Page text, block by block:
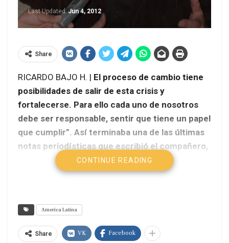
Last UpdatedJun 4, 2012
Share
RICARDO BAJO H. | El proceso de cambio tiene
posibilidades de salir de esta crisis y
fortalecerse. Para ello cada uno de nosotros
debe ser responsable, sentir que tiene un papel
que cumplir”. Así terminaba una de las últimas
notas periodísticas que escribió el compañero,
amigo y colega Antonio Peredo Leigue, el
trinitario más paceño de Bolivia.
CONTINUE READING
America Latina
Share VK Facebook